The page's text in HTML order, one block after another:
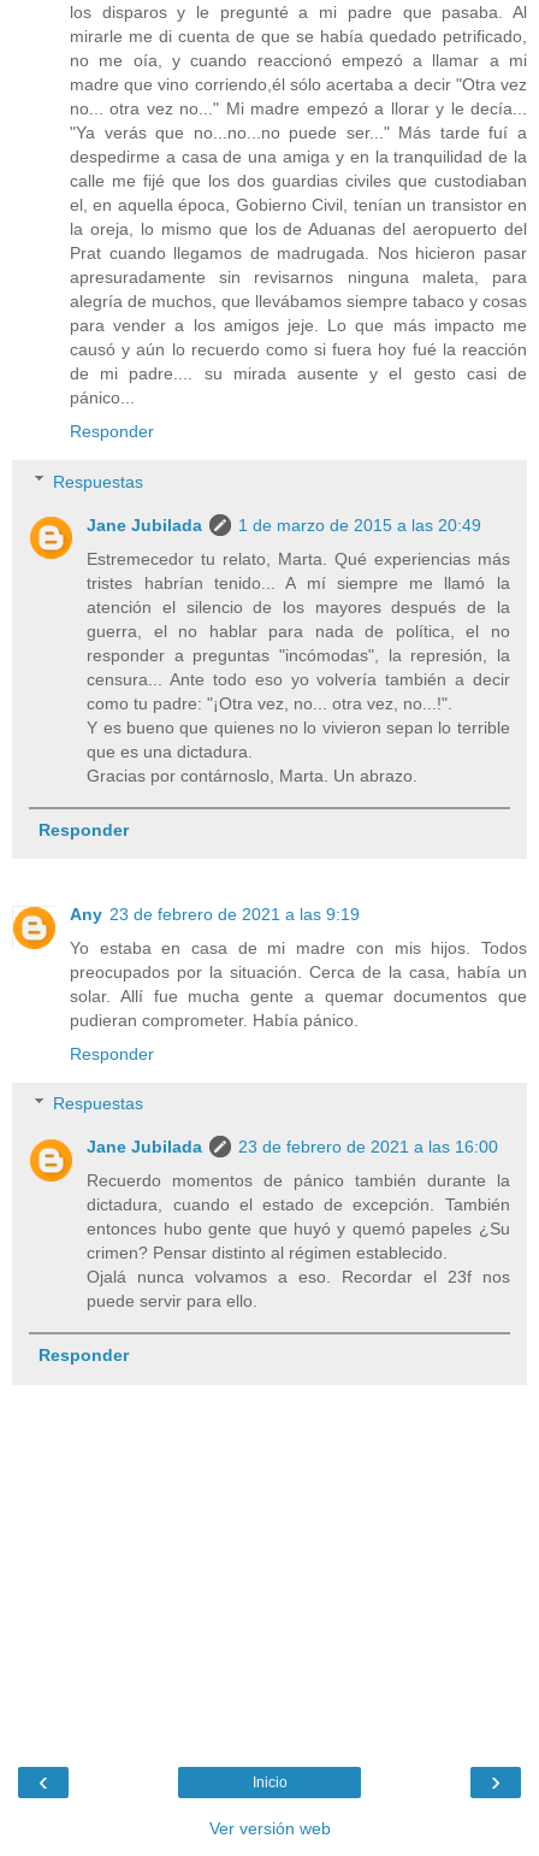
los disparos y le pregunté a mi padre que pasaba. Al
mirarle me di cuenta de que se había quedado petrificado,
no me oía, y cuando reaccionó empezó a llamar a mi
madre que vino corriendo,él sólo acertaba a decir "Otra vez
no... otra vez no..." Mi madre empezó a llorar y le decía...
"Ya verás que no...no...no puede ser..." Más tarde fuí a
despedirme a casa de una amiga y en la tranquilidad de la
calle me fijé que los dos guardias civiles que custodiaban
el, en aquella época, Gobierno Civil, tenían un transistor en
la oreja, lo mismo que los de Aduanas del aeropuerto del
Prat cuando llegamos de madrugada. Nos hicieron pasar
apresuradamente sin revisarnos ninguna maleta, para
alegría de muchos, que llevábamos siempre tabaco y cosas
para vender a los amigos jeje. Lo que más impacto me
causó y aún lo recuerdo como si fuera hoy fué la reacción
de mi padre.... su mirada ausente y el gesto casi de
pánico...
Responder
Respuestas
Jane Jubilada
1 de marzo de 2015 a las 20:49
Estremecedor tu relato, Marta. Qué experiencias más
tristes habrían tenido... A mí siempre me llamó la
atención el silencio de los mayores después de la
guerra, el no hablar para nada de política, el no
responder a preguntas "incómodas", la represión, la
censura... Ante todo eso yo volvería también a decir
como tu padre: "¡Otra vez, no... otra vez, no...!".
Y es bueno que quienes no lo vivieron sepan lo terrible
que es una dictadura.
Gracias por contárnoslo, Marta. Un abrazo.
Responder
Any 23 de febrero de 2021 a las 9:19
Yo estaba en casa de mi madre con mis hijos. Todos
preocupados por la situación. Cerca de la casa, había un
solar. Allí fue mucha gente a quemar documentos que
pudieran comprometer. Había pánico.
Responder
Respuestas
Jane Jubilada
23 de febrero de 2021 a las 16:00
Recuerdo momentos de pánico también durante la
dictadura, cuando el estado de excepción. También
entonces hubo gente que huyó y quemó papeles ¿Su
crimen? Pensar distinto al régimen establecido.
Ojalá nunca volvamos a eso. Recordar el 23f nos
puede servir para ello.
Responder
‹ ›
Inicio
Ver versión web